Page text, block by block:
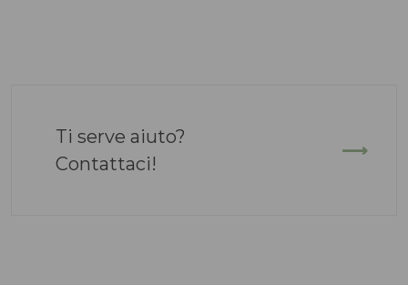
Ti serve aiuto?
Contattaci!